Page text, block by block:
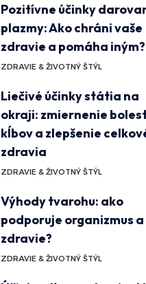
Pozitívne účinky
plazmy: Ako chráni vaše
zdravie a pomáha iným?
ZDRAVIE & ŽIVOTNÝ ŠTÝL
Liečivé účinky státia na
okraji: zmiernenie
kĺbov a zlepšenie
zdravia
ZDRAVIE & ŽIVOTNÝ ŠTÝL
Výhody tvarohu: ako
podporuje organizmus a
zdravie?
ZDRAVIE & ŽIVOTNÝ ŠTÝL